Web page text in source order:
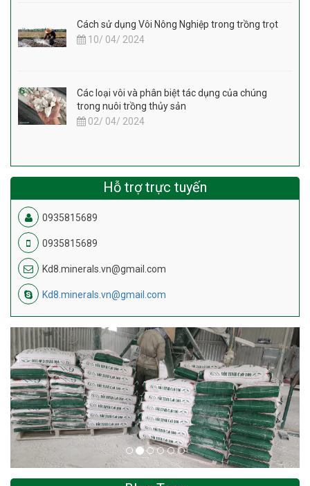
Cách sử dụng Vôi Nông Nghiệp trong trồng trọt
10/ 04/ 2024
Các loại vôi và phân biệt tác dụng của chúng
trong nuôi trồng thủy sản
02/ 04/ 2024
Hỗ trợ trực tuyến
0935815689
0935815689
Kd8.minerals.vn@gmail.com
Kd8.minerals.vn@gmail.com